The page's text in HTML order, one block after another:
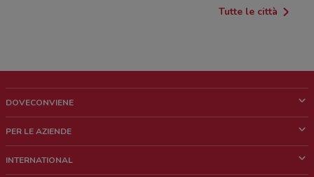
Tutte le città
DOVECONVIENE
Chi siamo
PER LE AZIENDE
INTERNATIONAL